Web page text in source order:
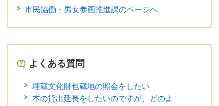
市民協働・男女参画推進課のページへ
よくある質問
埋蔵文化財包蔵地の照会をしたい
本の貸出延長をしたいのですが、どのよ